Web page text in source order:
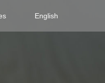
English